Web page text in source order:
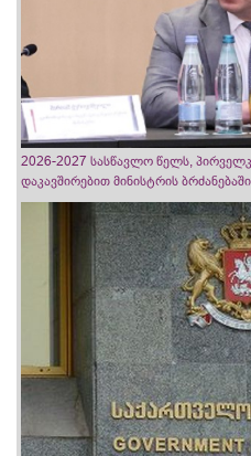
2026-2027 სასწავლო წელს,
დაკავშირებით მინისტრის